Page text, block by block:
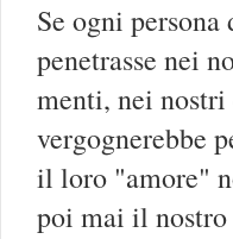
Se ogni
penetrasse nei
menti, nei
vergognerebbe
il loro "amore"
poi mai il